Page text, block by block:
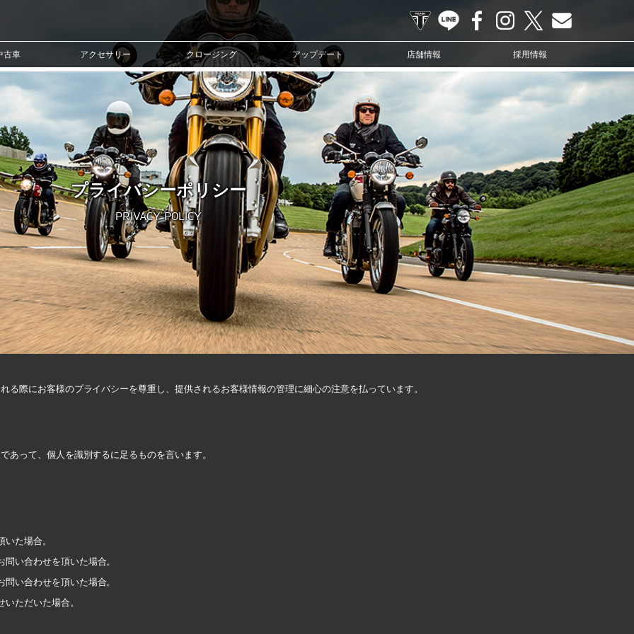
TRIUMPH OFFICIAL SITE
LINE FacebookInstagram
古車 アクセサリー クロージング アップデート 店舗情報 採用情報
プライバシーポリシー
PRIVACY POLICY
際にお客様のプライバシーを尊重し、提供されるお客様情報の管理に細心の注意を払っています。
って、個人を識別するに足るものを言います。
た場合。
い合わせを頂いた場合。
い合わせを頂いた場合。
ただいた場合。